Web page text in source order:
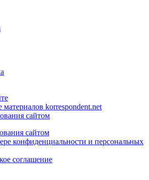
материалов korrespondent.net
сайтом
сайтом
конфиденциальности и персональных
соглашение